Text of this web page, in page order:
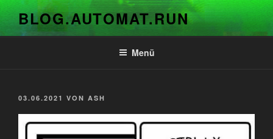
Zum
Inhalt
springen
BLOG.AUTOMAT.RUN
Menü
VERÖFFENTLICHT
03.06.2021 VON ASH